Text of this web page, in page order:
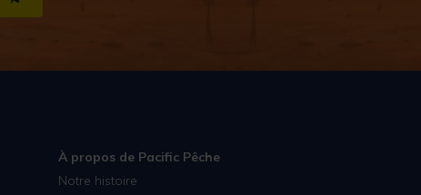
S''INSCRIRE
À propos de Pacific Pêche
Notre histoire